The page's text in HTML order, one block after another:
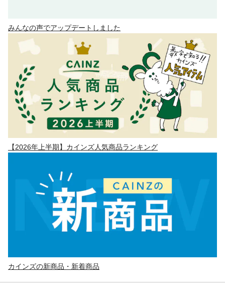
みんなの声でアップデートしました
【2026年上半期】カインズ人気商品ランキング
カインズの新商品・新着商品